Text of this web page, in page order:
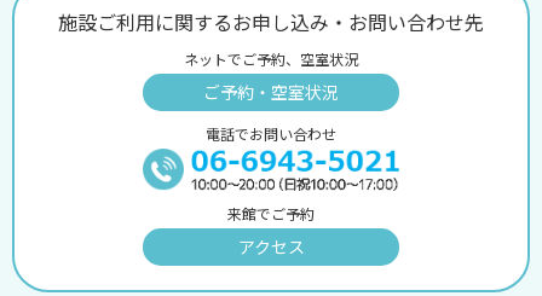
施設ご利用に関するお申し込み・お問い合わせ先
ネットでご予約、空室状況
ご予約・空室状況
電話でお問い合わせ
来館でご予約
アクセス